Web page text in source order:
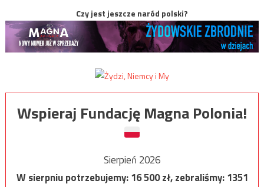
Czy jest jeszcze naród polski?
Wspieraj Fundację Magna Polonia!
Sierpień 2026
W sierpniu potrzebujemy:16 500zł, zebraliśmy:1351